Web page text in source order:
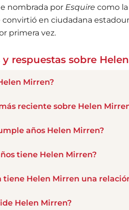
nombrada por Esquire como
convirtió en ciudadana
primera vez.
respuestas sobre
Mirren?
reciente sobre Helen
años Helen Mirren?
tiene Helen Mirren?
tiene Helen Mirren una
Helen Mirren?